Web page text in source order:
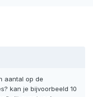
aantal op de
kan je bijvoorbeeld 10